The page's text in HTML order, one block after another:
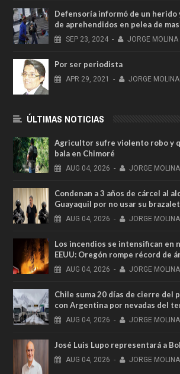
Defensoría informó de un herido
de aprehendidos en pelea de
SEP 23, 2024 - JORGE MOLINA
Por ser periodista
APR 29, 2021 - JORGE MOLINA
ÚLTIMAS NOTICIAS
Agricultor sufre violento robo y
bala en Chimoré
AUG 04, 2026 - JORGE MOLINA
Condenan a 3 años de cárcel al
Guayaquil por no usar su
AUG 04, 2026 - JORGE MOLINA
Los incendios se intensifican en
EEUU: Oregón rompe récord de
AUG 04, 2026 - JORGE MOLINA
Chile suma 20 días de cierre del
con Argentina por nevadas del
AUG 04, 2026 - JORGE MOLINA
José Luis Lupo representará a
AUG 04, 2026 - JORGE MOLINA